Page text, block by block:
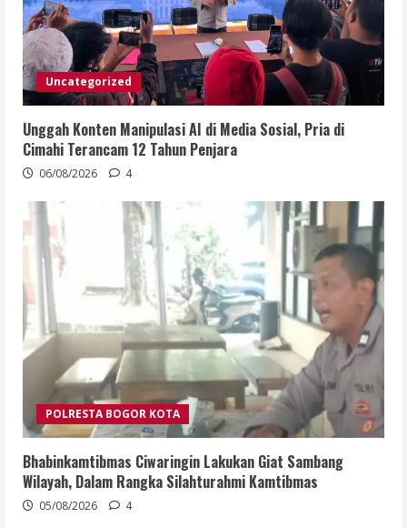
Uncategorized
Unggah Konten Manipulasi AI di Media Sosial, Pria di
Cimahi Terancam 12 Tahun Penjara
06/08/2026 4
POLRESTA BOGOR KOTA
Bhabinkamtibmas Ciwaringin Lakukan Giat Sambang
Wilayah, Dalam Rangka Silahturahmi Kamtibmas
05/08/2026 4